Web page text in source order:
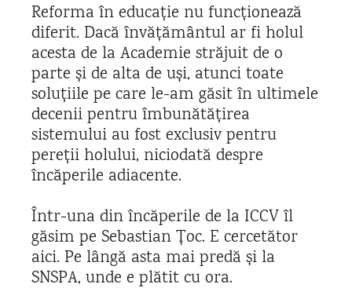
Reforma în educație nu funcționează
diferit. Dacă învățământul ar fi holul
acesta de la Academie străjuit de o
parte și de alta de uși, atunci toate
soluțiile pe care le-am găsit în ultimele
decenii pentru îmbunătățirea
sistemului au fost exclusiv pentru
pereții holului, niciodată despre
încăperile adiacente.
Într-una din încăperile de la ICCV îl
găsim pe Sebastian Țoc. E cercetător
aici. Pe lângă asta mai predă și la
SNSPA, unde e plătit cu ora.